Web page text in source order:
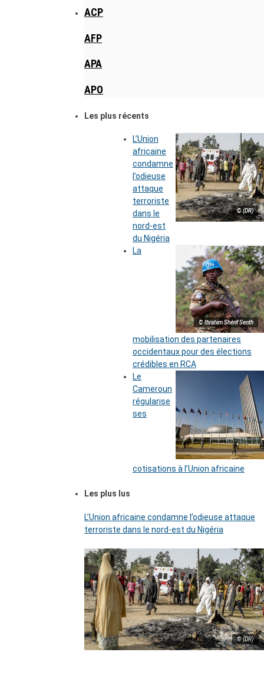
ACP
AFP
APA
APO
Les plus récents
© (DR)
L’Union
africaine
condamne
l’odieuse
attaque
terroriste
dans le
nord-est
du Nigéria
© Ibrahim Shérif Senth
La
mobilisation des partenaires
occidentaux pour des élections
crédibles en RCA
Le
Cameroun
régularise
ses
cotisations à l’Union africaine
Les plus lus
L’Union africaine condamne l’odieuse attaque
terroriste dans le nord-est du Nigéria
© (DR)